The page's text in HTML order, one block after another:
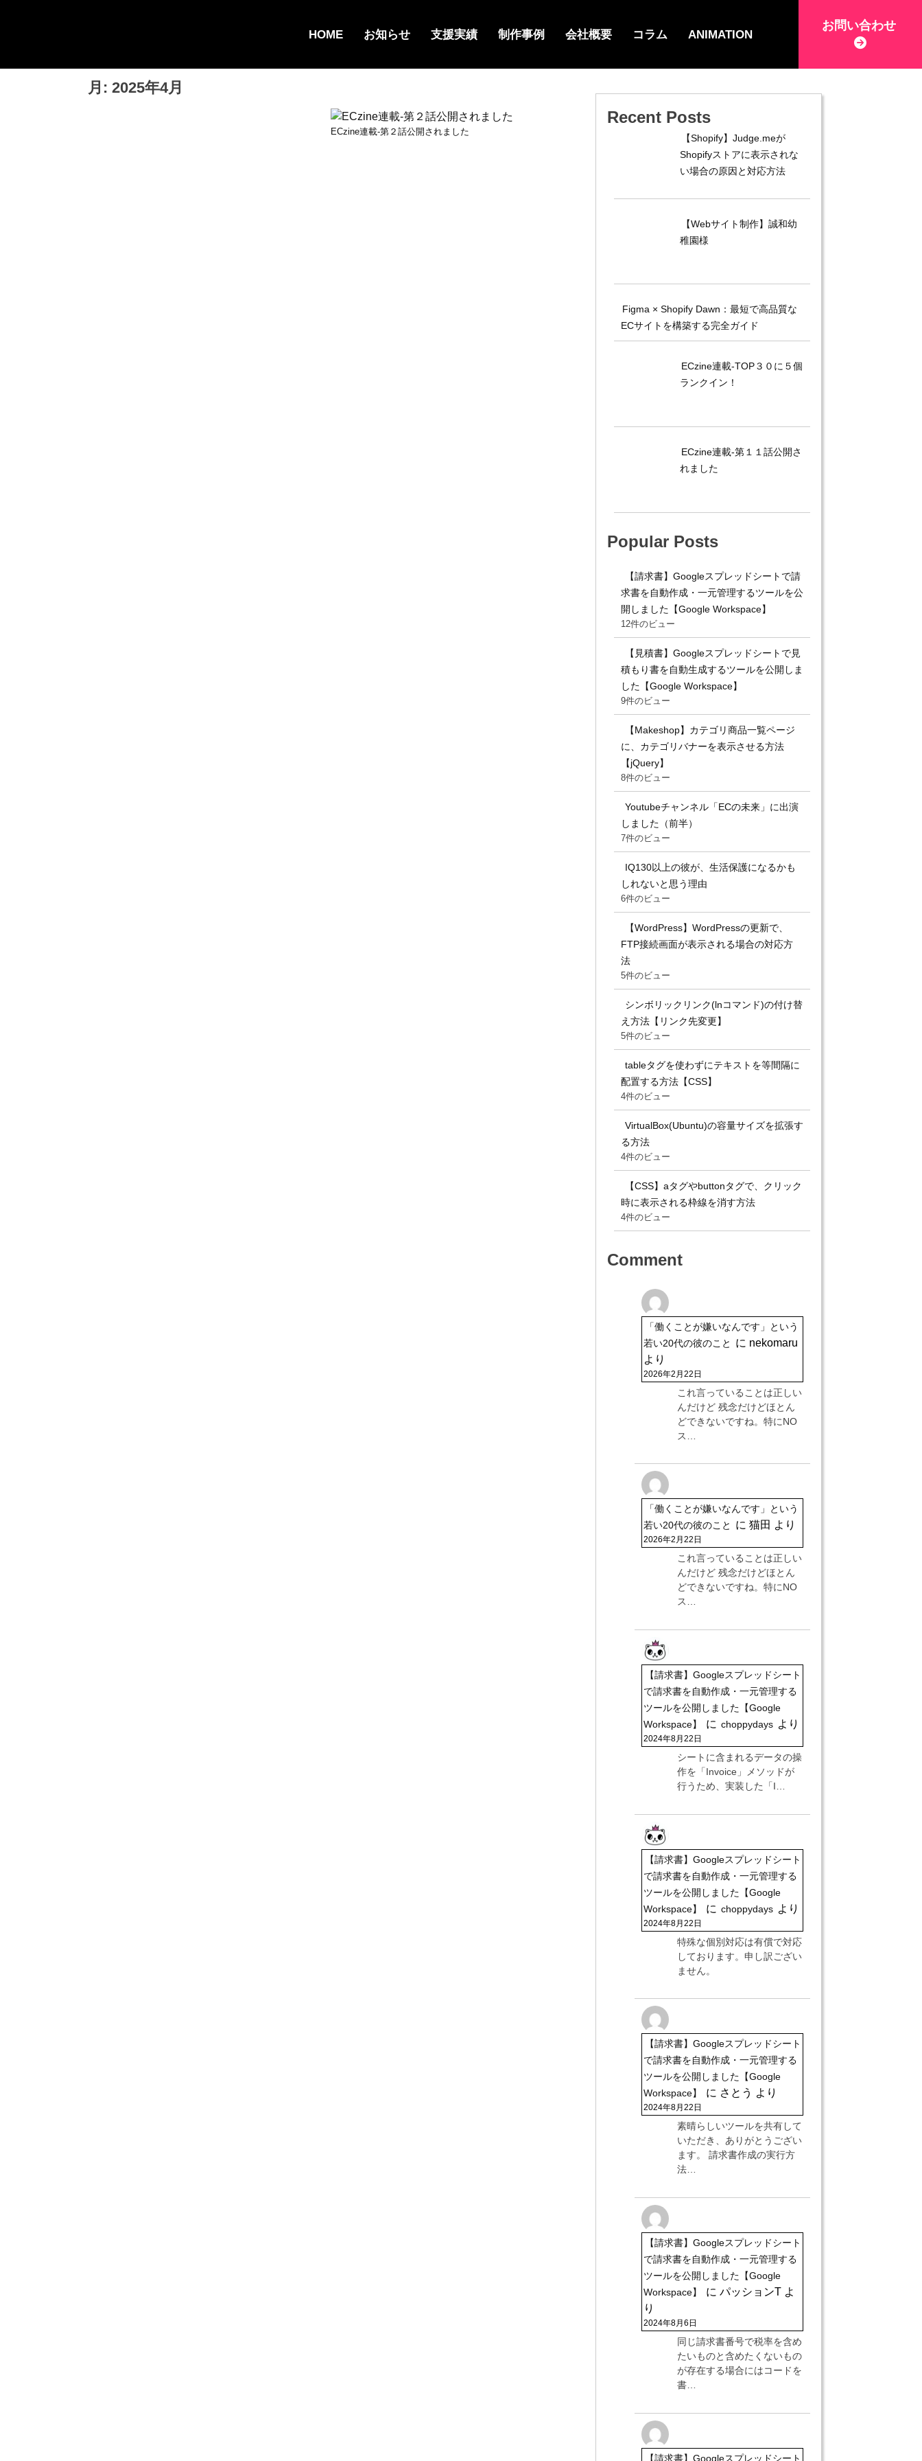
チング チョッピーデイズ ChoppyDays
HOME お知らせ 支援実績 制作事例 会社概要 コラム ANIMATION
お問い合わせ
月: 2025年4月
ECzine連載-第２話公開されました
Recent Posts
【Shopify】Judge.meが
Shopifyストアに表示されな
い場合の原因と対応方法
【Webサイト制作】誠和幼
稚園様
Figma × Shopify Dawn：最短で高品質な
ECサイトを構築する完全ガイド
ECzine連載-TOP３０に５個
ランクイン！
ECzine連載-第１１話公開さ
れました
Popular Posts
【請求書】Googleスプレッドシートで請
求書を自動作成・一元管理するツールを公
開しました【Google Workspace】
12件のビュー
【見積書】Googleスプレッドシートで見
積もり書を自動生成するツールを公開しま
した【Google Workspace】
9件のビュー
【Makeshop】カテゴリ商品一覧ページ
に、カテゴリバナーを表示させる方法
【jQuery】
8件のビュー
Youtubeチャンネル「ECの未来」に出演
しました（前半）
7件のビュー
IQ130以上の彼が、生活保護になるかも
しれないと思う理由
6件のビュー
【WordPress】WordPressの更新で、
FTP接続画面が表示される場合の対応方
法
5件のビュー
シンボリックリンク(lnコマンド)の付け替
え方法【リンク先変更】
5件のビュー
tableタグを使わずにテキストを等間隔に
配置する方法【CSS】
4件のビュー
VirtualBox(Ubuntu)の容量サイズを拡張す
る方法
4件のビュー
【CSS】aタグやbuttonタグで、クリック
時に表示される枠線を消す方法
4件のビュー
Comment
「働くことが嫌いなんです」という
若い20代の彼のこと
に nekomaru
より
2026年2月22日
これ言っていることは正しい
んだけど 残念だけどほとん
どできないですね。特にNO
ス…
「働くことが嫌いなんです」という
若い20代の彼のこと
に 猫田 より
2026年2月22日
これ言っていることは正しい
んだけど 残念だけどほとん
どできないですね。特にNO
ス…
【請求書】Googleスプレッドシート
で請求書を自動作成・一元管理する
ツールを公開しました【Google
Workspace】
に choppydays より
2024年8月22日
シートに含まれるデータの操
作を「Invoice」メソッドが
行うため、実装した「I…
【請求書】Googleスプレッドシート
で請求書を自動作成・一元管理する
ツールを公開しました【Google
Workspace】
に choppydays より
2024年8月22日
特殊な個別対応は有償で対応
しております。申し訳ござい
ません。
【請求書】Googleスプレッドシート
で請求書を自動作成・一元管理する
ツールを公開しました【Google
Workspace】
に さとう より
2024年8月22日
素晴らしいツールを共有して
いただき、ありがとうござい
ます。 請求書作成の実行方
法…
【請求書】Googleスプレッドシート
で請求書を自動作成・一元管理する
ツールを公開しました【Google
Workspace】
に パッションT よ
り
2024年8月6日
同じ請求書番号で税率を含め
たいものと含めたくないもの
が存在する場合にはコードを
書…
【請求書】Googleスプレッドシート